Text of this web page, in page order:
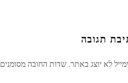
תגובה
לא יוצג באתר. שדות החובה מסומנים